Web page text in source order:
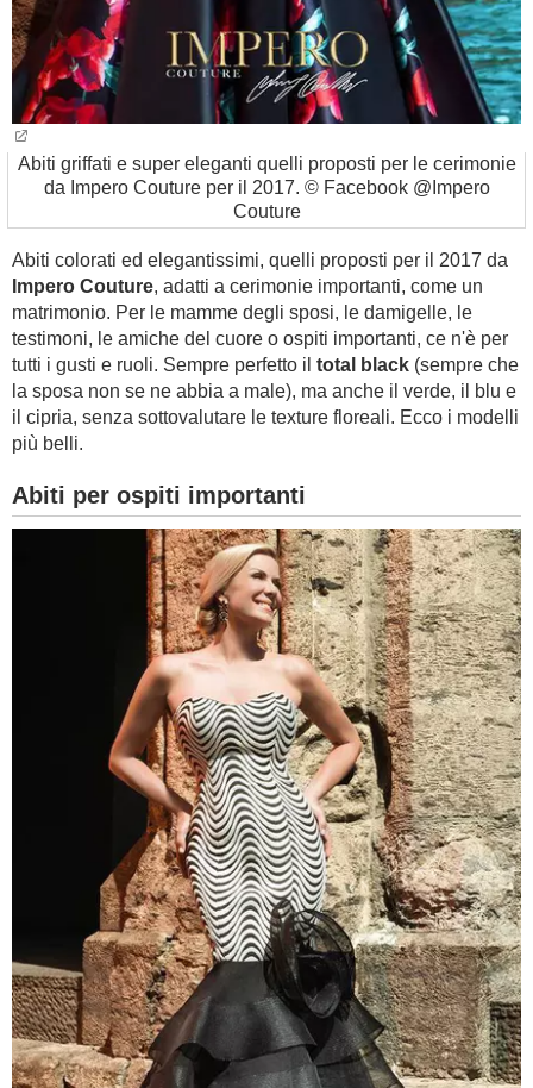
Abiti griffati e super eleganti quelli proposti per le cerimonie
da Impero Couture per il 2017. © Facebook @Impero
Couture
Abiti colorati ed elegantissimi, quelli proposti per il 2017 da
Impero Couture, adatti a cerimonie importanti, come un
matrimonio. Per le mamme degli sposi, le damigelle, le
testimoni, le amiche del cuore o ospiti importanti, ce n'è per
tutti i gusti e ruoli. Sempre perfetto il total black (sempre che
la sposa non se ne abbia a male), ma anche il verde, il blu e
il cipria, senza sottovalutare le texture floreali. Ecco i modelli
più belli.
Abiti per ospiti importanti